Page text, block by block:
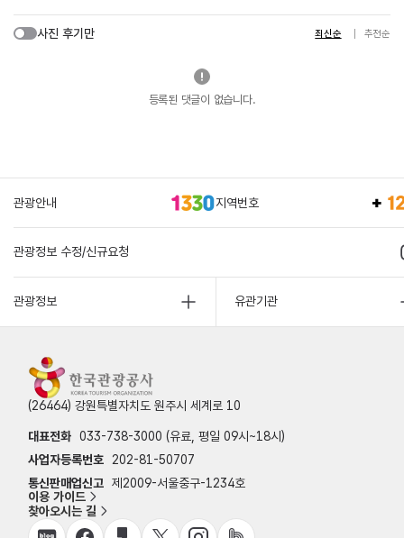
사진 후기만 최신순 추천순
등록된 댓글이 없습니다.
관광안내 지역번호
관광정보 수정/신규요청
관광정보 유관기관
(26464) 강원특별자치도 원주시 세계로 10
대표전화 033-738-3000 (유료, 평일 09시~18시)
사업자등록번호
202-81-50707
통신판매업신고 제2009-서울중구-1234호
이용 가이드
찾아오시는 길